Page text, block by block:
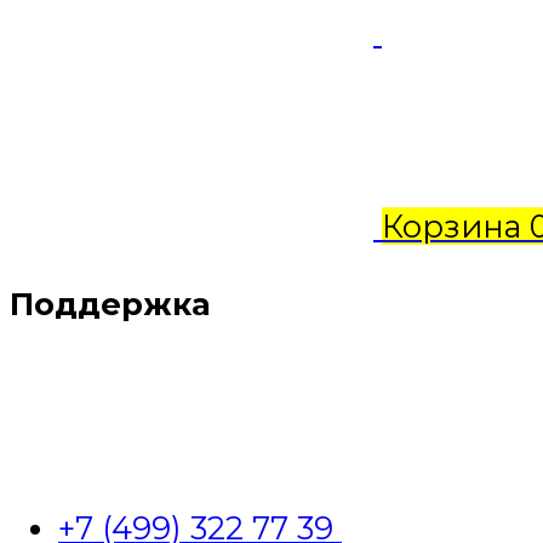
Корзина
Поддержка
+7 (499) 322 77 39